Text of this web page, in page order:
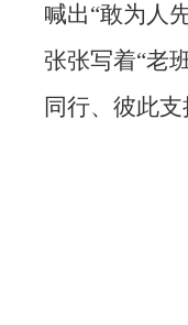
喊出“敢为人
张张写着“老
同行、彼此支